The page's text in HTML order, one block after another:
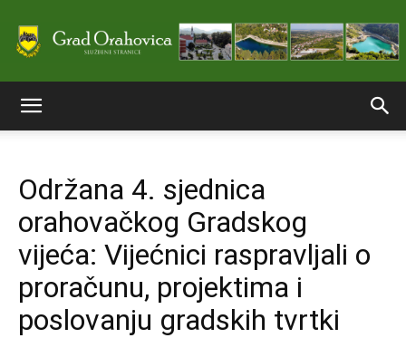
stranice
Grada
Održana 4. sjednica
orahovačkog Gradskog
vijeća: Vijećnici raspravljali o
proračunu, projektima i
poslovanju gradskih tvrtki